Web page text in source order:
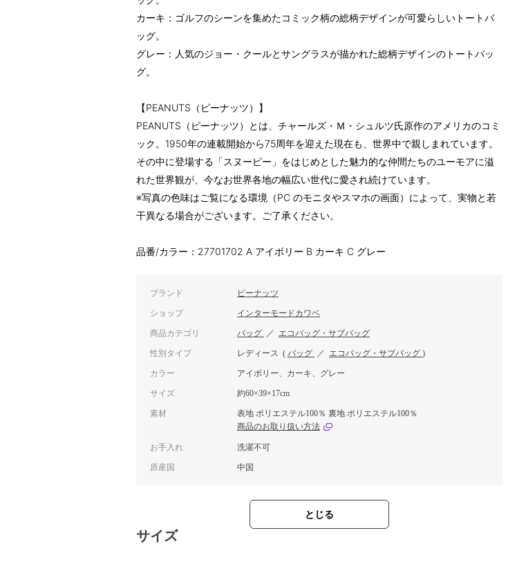
カーキ：ゴルフのシーンを集めたコミック柄の総柄デザインが可愛らしいトートバ
ッグ。
グレー：人気のジョー・クールとサングラスが描かれた総柄デザインのトートバッ
グ。
【PEANUTS（ピーナッツ）】
PEANUTS（ピーナッツ）とは、チャールズ・Ｍ・シュルツ氏原作のアメリカのコミ
ック。1950年の連載開始から75周年を迎えた現在も、世界中で親しまれています。
その中に登場する「スヌーピー」をはじめとした魅力的な仲間たちのユーモアに溢
れた世界観が、今なお世界各地の幅広い世代に愛され続けています。
※写真の色味はご覧になる環境（PC のモニタやスマホの画面）によって、実物と若
干異なる場合がございます。ご了承ください。
品番/カラー：27701702 A アイボリー B カーキ C グレー
ブランド ピーナッツ
ショップ インターモードカワベ
商品カテゴリ バッグ ／ エコバッグ・サブバッグ
性別タイプ レディース ( バッグ ／ エコバッグ・サブバッグ )
カラー アイボリー、カーキ、グレー
サイズ 約60×39×17cm
素材
表地 ポリエステル100％ 裏地 ポリエステル100％
商品のお取り扱い方法
お手入れ 洗濯不可
原産国 中国
とじる
サイズ